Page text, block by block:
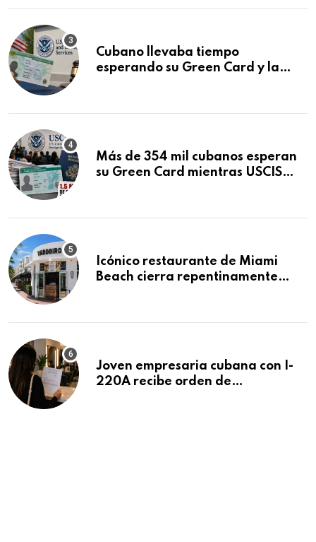
Cubano llevaba tiempo
esperando su Green Card y la
Más de 354 mil cubanos esperan
su Green Card mientras USCIS
Icónico restaurante de Miami
Beach cierra repentinamente
Joven empresaria cubana con I-
220A recibe orden de